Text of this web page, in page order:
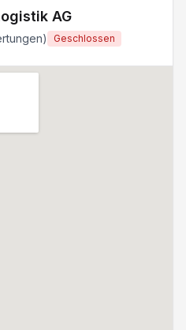
AG
Geschlossen